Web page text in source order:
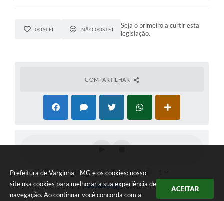
Prefeitura de Varginha - MG e os cookies: nosso
site usa cookies para melhorar a sua experiência de
navegação. Ao continuar você concorda com a
ACEITAR
GOSTEI NÃO GOSTEI
Seja o primeiro a curtir esta
legislação.
COMPARTILHAR